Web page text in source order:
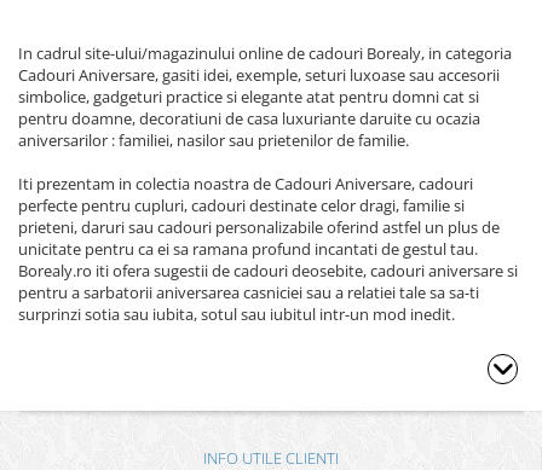
In cadrul site-ului/magazinului online de cadouri Borealy, in categoria
Cadouri Aniversare, gasiti idei, exemple, seturi luxoase sau accesorii
simbolice, gadgeturi practice si elegante atat pentru domni cat si
pentru doamne, decoratiuni de casa luxuriante daruite cu ocazia
aniversarilor : familiei, nasilor sau prietenilor de familie.
Iti prezentam in colectia noastra de Cadouri Aniversare, cadouri
perfecte pentru cupluri, cadouri destinate celor dragi, familie si
prieteni, daruri sau cadouri personalizabile oferind astfel un plus de
unicitate pentru ca ei sa ramana profund incantati de gestul tau.
Borealy.ro iti ofera sugestii de cadouri deosebite, cadouri aniversare si
pentru a sarbatorii aniversarea casniciei sau a relatiei tale sa sa-ti
surprinzi sotia sau iubita, sotul sau iubitul intr-un mod inedit.
INFO UTILE CLIENTI